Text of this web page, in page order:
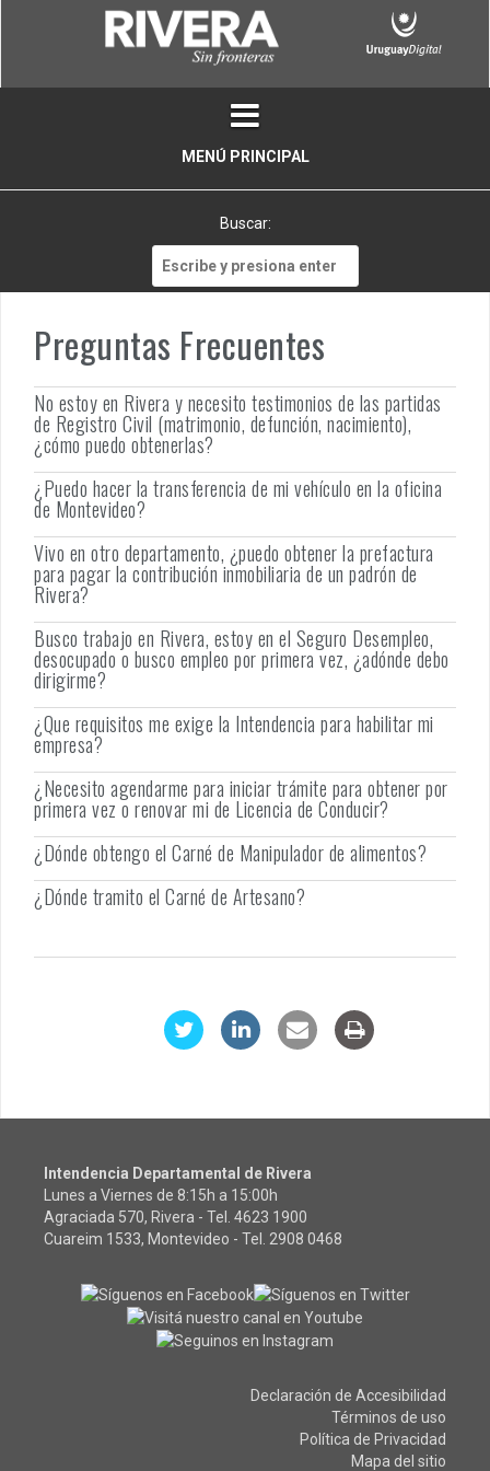
MENÚ PRINCIPAL
Buscar:
Preguntas Frecuentes
No estoy en Rivera y necesito testimonios de las partidas
de Registro Civil (matrimonio, defunción, nacimiento),
¿cómo puedo obtenerlas?
¿Puedo hacer la transferencia de mi vehículo en la oficina
de Montevideo?
Vivo en otro departamento, ¿puedo obtener la prefactura
para pagar la contribución inmobiliaria de un padrón de
Rivera?
Busco trabajo en Rivera, estoy en el Seguro Desempleo,
desocupado o busco empleo por primera vez, ¿adónde debo
dirigirme?
¿Que requisitos me exige la Intendencia para habilitar mi
empresa?
¿Necesito agendarme para iniciar trámite para obtener por
primera vez o renovar mi de Licencia de Conducir?
¿Dónde obtengo el Carné de Manipulador de alimentos?
¿Dónde tramito el Carné de Artesano?
Intendencia Departamental de Rivera
Lunes a Viernes de 8:15h a 15:00h
Agraciada 570, Rivera - Tel. 4623 1900
Cuareim 1533, Montevideo - Tel. 2908 0468
Declaración de Accesibilidad
Términos de uso
Política de Privacidad
Mapa del sitio